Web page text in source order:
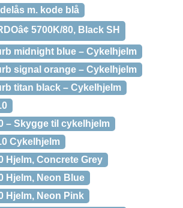
m. kode blå
5700K/80, Black SH
midnight blue – Cykelhjelm
signal orange – Cykelhjelm
titan black – Cykelhjelm
– Skygge til cykelhjelm
Cykelhjelm
Hjelm, Concrete Grey
Hjelm, Neon Blue
Hjelm, Neon Pink